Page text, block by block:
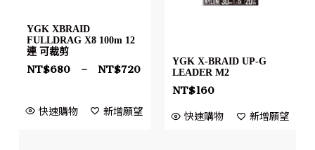
YGK XBRAID
FULLDRAG X8 100m 12
連 可裁剪
NT$680 – NT$720
快速購物 新增願望
YGK X-BRAID UP-G
LEADER M2
NT$160
快速購物 新增願望